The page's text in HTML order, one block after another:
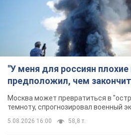
"У меня для россиян
предположил, чем
Москва может превратиться в
темноту, спрогнозировал военный
5.08.2026 16:00 58,8 т.